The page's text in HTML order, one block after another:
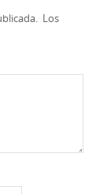
Los